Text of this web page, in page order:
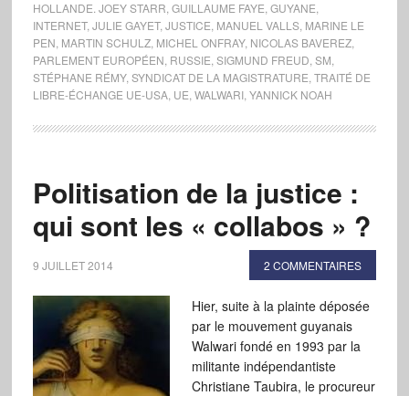
HOLLANDE. JOEY STARR GUILLAUME FAYE GUYANE
INTERNET, JULIE GAYET, JUSTICE MANUEL VALLS, MARINE LE
PEN MARTIN SCHULZ, MICHEL ONFRAY, NICOLAS BAVEREZ,
PARLEMENT EUROPÉEN RUSSIE SIGMUND FREUD SM
STÉPHANE RÉMY, SYNDICAT DE LA MAGISTRATURE TRAITÉ DE
LIBRE-ÉCHANGE UE-USA, UE WALWARI, YANNICK NOAH
Politisation de la justice :
qui sont les « collabos » ?
9 JUILLET 2014 2 COMMENTAIRES
Hier, suite à la plainte déposée
par le mouvement guyanais
Walwari fondé en 1993 par la
militante indépendantiste
Christiane Taubira, le procureur